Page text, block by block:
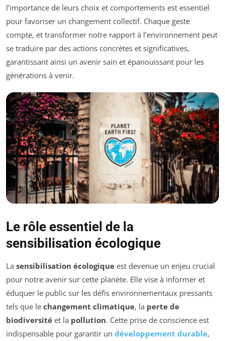
l’importance de leurs choix et comportements est essentiel
pour favoriser un changement collectif. Chaque geste
compte, et transformer notre rapport à l’environnement peut
se traduire par des actions concrètes et significatives,
garantissant ainsi un avenir sain et épanouissant pour les
générations à venir.
Le rôle essentiel de la
sensibilisation écologique
La sensibilisation écologique est devenue un enjeu crucial
pour notre avenir sur cette planète. Elle vise à informer et
éduquer le public sur les défis environnementaux pressants
tels que le changement climatique, la perte de
biodiversité et la pollution. Cette prise de conscience est
indispensable pour garantir un développement durable,